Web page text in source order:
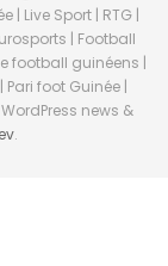
| Live Sport | RTG |
| Football
football guinéens |
Pari foot Guinée |
news &
.